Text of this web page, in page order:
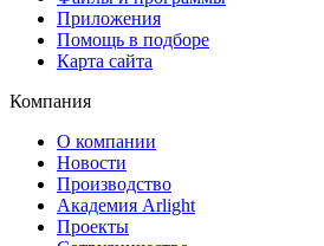
Приложения
Помощь в подборе
Карта сайта
Компания
О компании
Новости
Производство
Академия Arlight
Проекты